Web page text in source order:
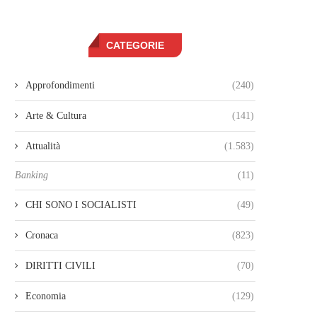
CATEGORIE
Approfondimenti (240)
Arte & Cultura (141)
Attualità (1.583)
Banking (11)
CHI SONO I SOCIALISTI (49)
Cronaca (823)
DIRITTI CIVILI (70)
Economia (129)